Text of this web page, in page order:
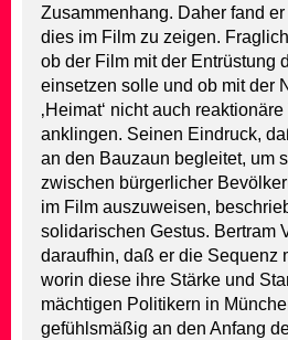
Zusammenhang. Daher fand
dies im Film zu zeigen.
ob der Film mit der Entrüstung
einsetzen solle und ob mit der
‚Heimat‘ nicht auch
anklingen. Seinen Eindruck,
an den Bauzaun begleitet, um
zwischen bürgerlicher
im Film auszuweisen,
solidarischen Gestus. Bertram
daraufhin, daß er die Sequenz
worin diese ihre Stärke und
mächtigen Politikern in
gefühlsmäßig an den Anfang